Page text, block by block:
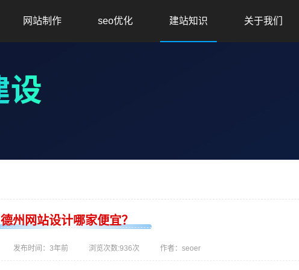
网站制作 seo优化 建站知识 关于我们
​德州网站设计哪家便宜？
发布时间： 3年前 浏览次数:936次 作者：seoer